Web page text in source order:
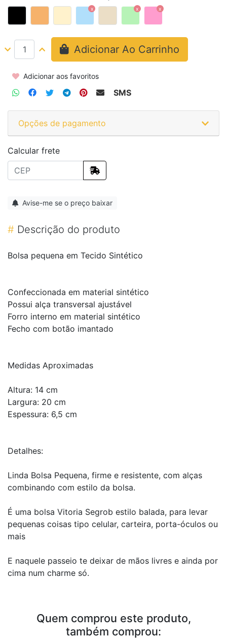
Adicionar Ao Carrinho
Adicionar aos favoritos
SMS
Opções de pagamento
Calcular frete
Avise-me se o preço baixar
# Descrição do produto
Bolsa pequena em Tecido Sintético
Confeccionada em material sintético
Possui alça transversal ajustável
Forro interno em material sintético
Fecho com botão imantado
Medidas Aproximadas
Altura: 14 cm
Largura: 20 cm
Espessura: 6,5 cm
Detalhes:
Linda Bolsa Pequena, firme e resistente, com alças
combinando com estilo da bolsa.
É uma bolsa Vitoria Segrob estilo balada, para levar
pequenas coisas tipo celular, carteira, porta-óculos ou
mais
E naquele passeio te deixar de mãos livres e ainda por
cima num charme só.
Quem comprou este produto,
também comprou: